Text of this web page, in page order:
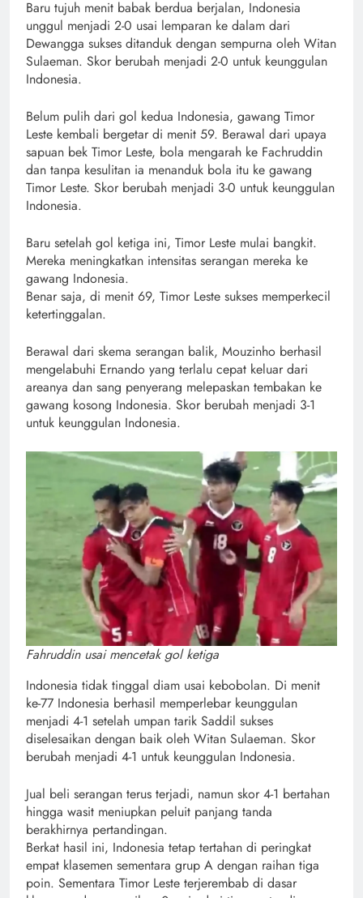
Baru tujuh menit babak berdua berjalan, Indonesia
unggul menjadi 2-0 usai lemparan ke dalam dari
Dewangga sukses ditanduk dengan sempurna oleh Witan
Sulaeman. Skor berubah menjadi 2-0 untuk keunggulan
Indonesia.
Belum pulih dari gol kedua Indonesia, gawang Timor
Leste kembali bergetar di menit 59. Berawal dari upaya
sapuan bek Timor Leste, bola mengarah ke Fachruddin
dan tanpa kesulitan ia menanduk bola itu ke gawang
Timor Leste. Skor berubah menjadi 3-0 untuk keunggulan
Indonesia.
Baru setelah gol ketiga ini, Timor Leste mulai bangkit.
Mereka meningkatkan intensitas serangan mereka ke
gawang Indonesia.
Benar saja, di menit 69, Timor Leste sukses memperkecil
ketertinggalan.
Berawal dari skema serangan balik, Mouzinho berhasil
mengelabuhi Ernando yang terlalu cepat keluar dari
areanya dan sang penyerang melepaskan tembakan ke
gawang kosong Indonesia. Skor berubah menjadi 3-1
untuk keunggulan Indonesia.
Fahruddin usai mencetak gol ketiga
Indonesia tidak tinggal diam usai kebobolan. Di menit
ke-77 Indonesia berhasil memperlebar keunggulan
menjadi 4-1 setelah umpan tarik Saddil sukses
diselesaikan dengan baik oleh Witan Sulaeman. Skor
berubah menjadi 4-1 untuk keunggulan Indonesia.
Jual beli serangan terus terjadi, namun skor 4-1 bertahan
hingga wasit meniupkan peluit panjang tanda
berakhirnya pertandingan.
Berkat hasil ini, Indonesia tetap tertahan di peringkat
empat klasemen sementara grup A dengan raihan tiga
poin. Sementara Timor Leste terjerembab di dasar